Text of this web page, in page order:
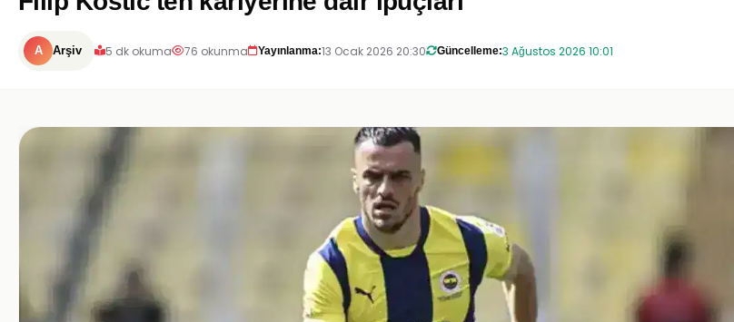
A Arşiv 5 dk okuma 76 okunma Yayınlanma:13 Ocak 2026 20:30 Güncelleme:3 Ağustos 2026 10:01